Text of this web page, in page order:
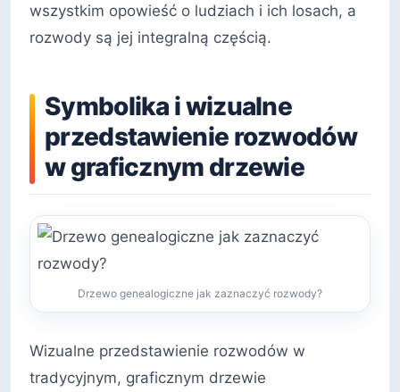
wszystkim opowieść o ludziach i ich losach, a
rozwody są jej integralną częścią.
Symbolika i wizualne
przedstawienie rozwodów
w graficznym drzewie
Drzewo genealogiczne jak zaznaczyć rozwody?
Wizualne przedstawienie rozwodów w
tradycyjnym, graficznym drzewie